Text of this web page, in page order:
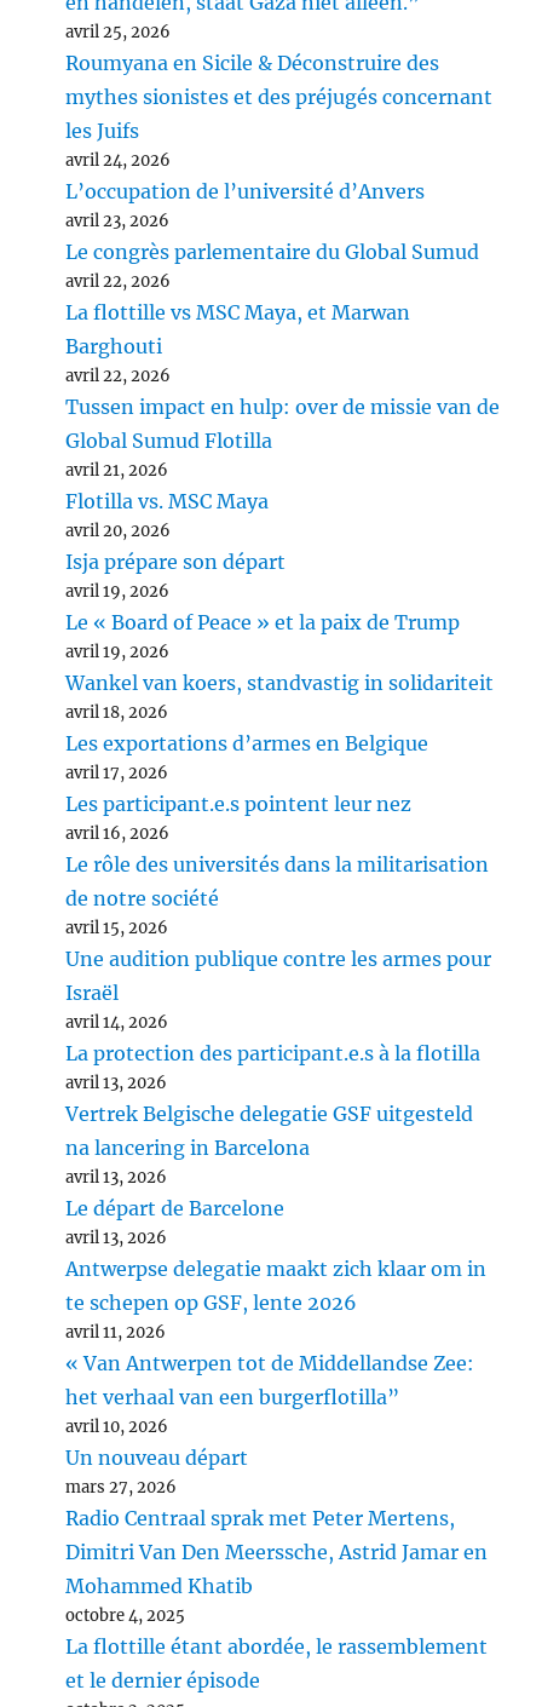
avril 25, 2026
Roumyana en Sicile & Déconstruire des
mythes sionistes et des préjugés concernant
les Juifs
avril 24, 2026
L’occupation de l’université d’Anvers
avril 23, 2026
Le congrès parlementaire du Global Sumud
avril 22, 2026
La flottille vs MSC Maya, et Marwan
Barghouti
avril 22, 2026
Tussen impact en hulp: over de missie van de
Global Sumud Flotilla
avril 21, 2026
Flotilla vs. MSC Maya
avril 20, 2026
Isja prépare son départ
avril 19, 2026
Le « Board of Peace » et la paix de Trump
avril 19, 2026
Wankel van koers, standvastig in solidariteit
avril 18, 2026
Les exportations d’armes en Belgique
avril 17, 2026
Les participant.e.s pointent leur nez
avril 16, 2026
Le rôle des universités dans la militarisation
de notre société
avril 15, 2026
Une audition publique contre les armes pour
Israël
avril 14, 2026
La protection des participant.e.s à la flotilla
avril 13, 2026
Vertrek Belgische delegatie GSF uitgesteld
na lancering in Barcelona
avril 13, 2026
Le départ de Barcelone
avril 13, 2026
Antwerpse delegatie maakt zich klaar om in
te schepen op GSF, lente 2026
avril 11, 2026
« Van Antwerpen tot de Middellandse Zee:
het verhaal van een burgerflotilla”
avril 10, 2026
Un nouveau départ
mars 27, 2026
Radio Centraal sprak met Peter Mertens,
Dimitri Van Den Meerssche, Astrid Jamar en
Mohammed Khatib
octobre 4, 2025
La flottille étant abordée, le rassemblement
et le dernier épisode